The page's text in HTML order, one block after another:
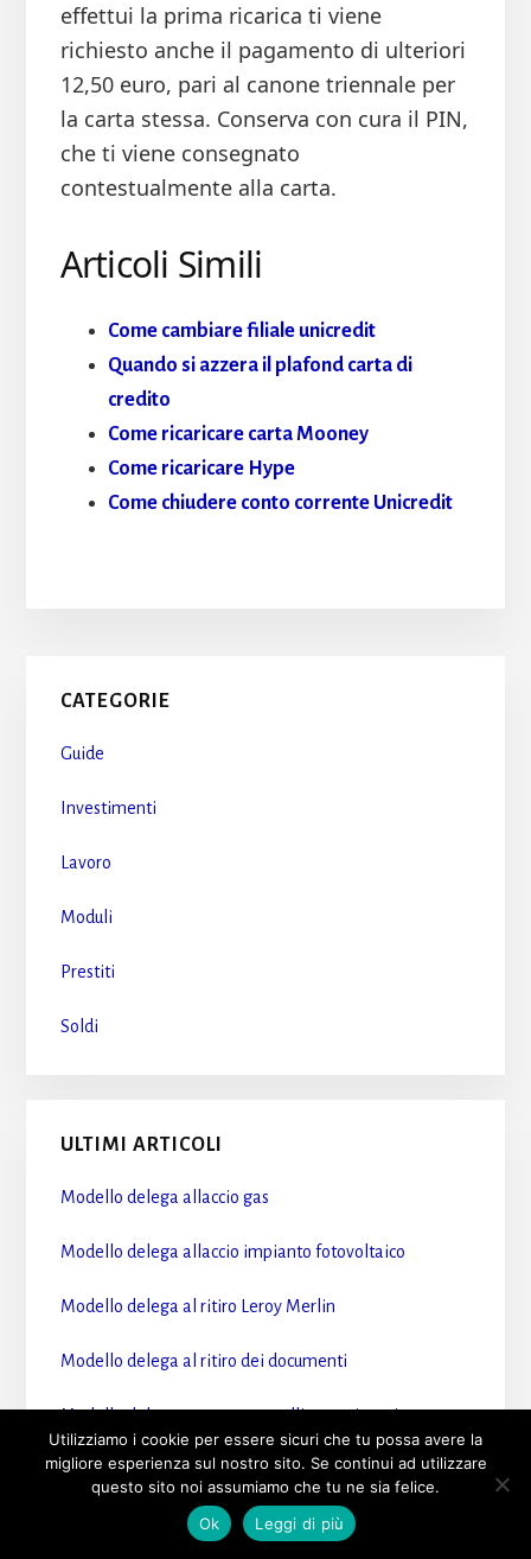
effettui la prima ricarica ti viene
richiesto anche il pagamento di ulteriori
12,50 euro, pari al canone triennale per
la carta stessa. Conserva con cura il PIN,
che ti viene consegnato
contestualmente alla carta.
Articoli Simili
Come cambiare filiale unicredit
Quando si azzera il plafond carta di
credito
Come ricaricare carta Mooney
Come ricaricare Hype
Come chiudere conto corrente Unicredit
Primary
Sidebar
CATEGORIE
Guide
Investimenti
Lavoro
Moduli
Prestiti
Soldi
ULTIMI ARTICOLI
Modello delega allaccio gas​
Modello delega allaccio impianto fotovoltaico​
Modello delega al ritiro Leroy Merlin​
Modello delega al ritiro dei documenti​
Modello delega accesso sportelli motorizzazione​
Utilizziamo i cookie per essere sicuri che tu possa avere la
migliore esperienza sul nostro sito. Se continui ad utilizzare
questo sito noi assumiamo che tu ne sia felice.
Ok
Leggi di più